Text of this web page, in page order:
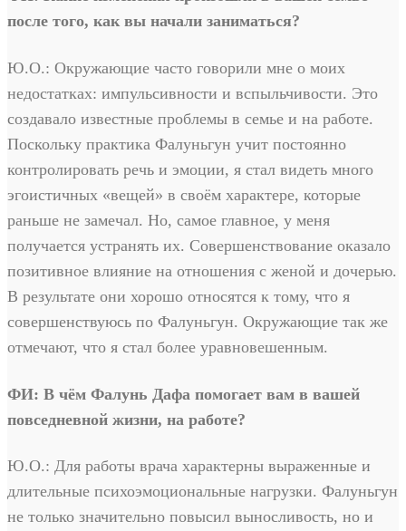
после того, как вы начали заниматься?
Ю.О.: Окружающие часто говорили мне о моих
недостатках: импульсивности и вспыльчивости. Это
создавало известные проблемы в семье и на работе.
Поскольку практика Фалуньгун учит постоянно
контролировать речь и эмоции, я стал видеть много
эгоистичных «вещей» в своём характере, которые
раньше не замечал. Но, самое главное, у меня
получается устранять их. Совершенствование оказало
позитивное влияние на отношения с женой и дочерью.
В результате они хорошо относятся к тому, что я
совершенствуюсь по Фалуньгун. Окружающие так же
отмечают, что я стал более уравновешенным.
ФИ: В чём Фалунь Дафа помогает вам в вашей
повседневной жизни, на работе?
Ю.О.: Для работы врача характерны выраженные и
длительные психоэмоциональные нагрузки. Фалуньгун
не только значительно повысил выносливость, но и